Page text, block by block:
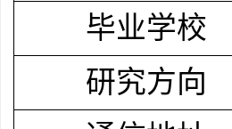
毕业学校
研究方向